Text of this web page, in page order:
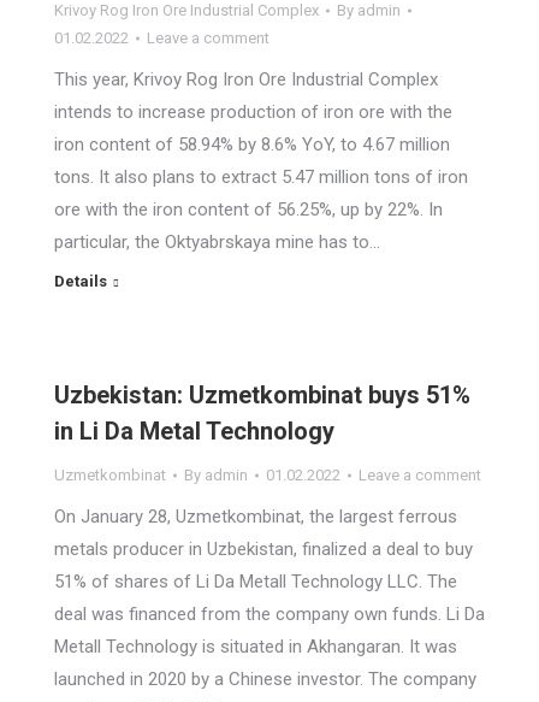
Krivoy Rog Iron Ore Industrial Complex By admin
01.02.2022
Leave a comment
This year, Krivoy Rog Iron Ore Industrial Complex
intends to increase production of iron ore with the
iron content of 58.94% by 8.6% YoY, to 4.67 million
tons. It also plans to extract 5.47 million tons of iron
ore with the iron content of 56.25%, up by 22%. In
particular, the Oktyabrskaya mine has to…
Details
Uzbekistan: Uzmetkombinat buys 51%
in Li Da Metal Technology
Uzmetkombinat By admin 01.02.2022 Leave a comment
On January 28, Uzmetkombinat, the largest ferrous
metals producer in Uzbekistan, finalized a deal to buy
51% of shares of Li Da Metall Technology LLC. The
deal was financed from the company own funds. Li Da
Metall Technology is situated in Akhangaran. It was
launched in 2020 by a Chinese investor. The company